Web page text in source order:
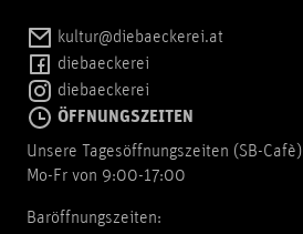
kultur@diebaeckerei.at
diebaeckerei
diebaeckerei
ÖFFNUNGSZEITEN
Unsere Tagesöffnungszeiten (SB-Cafè)
Mo-Fr von 9:00-17:00
Baröffnungszeiten: